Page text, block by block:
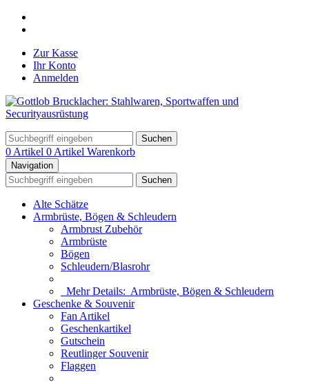
Zur Kasse
Ihr Konto
Anmelden
Suchen
0 Artikel 0 Artikel Warenkorb
Navigation
Suchen
Alte Schätze
Armbrüste, Bögen & Schleudern
Armbrust Zubehör
Armbrüste
Bögen
Schleudern/Blasrohr
Mehr Details: Armbrüste, Bögen & Schleudern
Geschenke & Souvenir
Fan Artikel
Geschenkartikel
Gutschein
Reutlinger Souvenir
Flaggen